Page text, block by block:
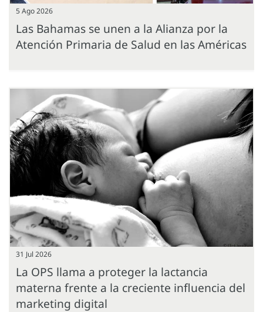
5 Ago 2026
Las Bahamas se unen a la Alianza por la
Atención Primaria de Salud en las Américas
31 Jul 2026
La OPS llama a proteger la lactancia
materna frente a la creciente influencia del
marketing digital